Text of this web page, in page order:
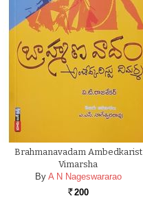
Brahmanavadam Ambedkarist
Vimarsha
By A N Nageswararao
Rs. 200